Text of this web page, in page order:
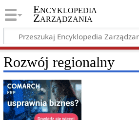
Encyklopedia
Zarządzania
Rozwój regionalny